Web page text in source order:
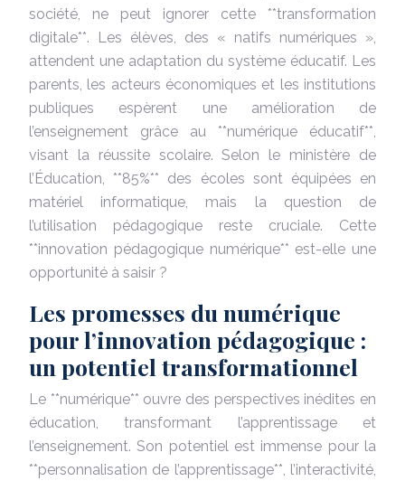
société, ne peut ignorer cette **transformation
digitale**. Les élèves, des « natifs numériques »,
attendent une adaptation du système éducatif. Les
parents, les acteurs économiques et les institutions
publiques espèrent une amélioration de
l’enseignement grâce au **numérique éducatif**,
visant la réussite scolaire. Selon le ministère de
l’Éducation, **85%** des écoles sont équipées en
matériel informatique, mais la question de
l’utilisation pédagogique reste cruciale. Cette
**innovation pédagogique numérique** est-elle une
opportunité à saisir ?
Les promesses du numérique
pour l’innovation pédagogique :
un potentiel transformationnel
Le **numérique** ouvre des perspectives inédites en
éducation, transformant l’apprentissage et
l’enseignement. Son potentiel est immense pour la
**personnalisation de l’apprentissage**, l’interactivité,